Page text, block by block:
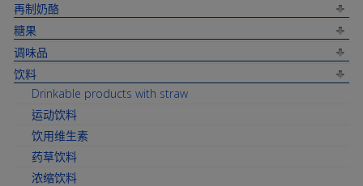
再制奶酪
糖果
调味品
饮料
Drinkable products with straw
运动饮料
饮用维生素
药草饮料
浓缩饮料